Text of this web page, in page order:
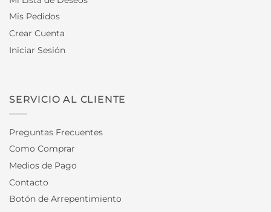
Mis Pedidos
Crear Cuenta
Iniciar Sesión
SERVICIO AL CLIENTE
Preguntas Frecuentes
Como Comprar
Medios de Pago
Contacto
Botón de Arrepentimiento